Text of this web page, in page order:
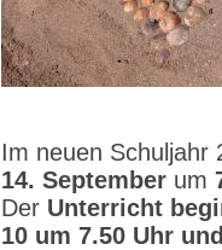
Im neuen
14. September um
Der Unterricht
10 um 7.50 Uhr